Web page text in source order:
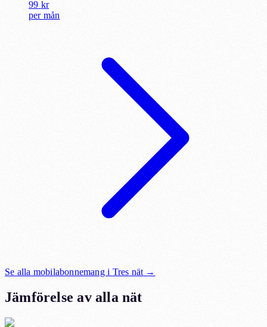
99 kr
per mån
Se alla mobilabonnemang i Tres nät →
Jämförelse av alla nät